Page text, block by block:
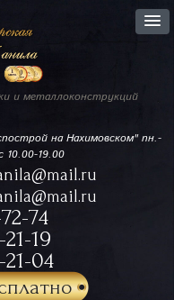
и металлоконструкций
на Нахимовском"пн.-
10.00-19.00
74
19
04